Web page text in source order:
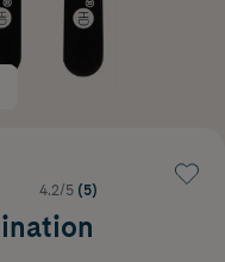
4.2/5 (5)